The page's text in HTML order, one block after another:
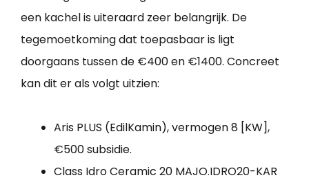
een kachel is uiteraard zeer belangrijk. De
tegemoetkoming dat toepasbaar is ligt
doorgaans tussen de €400 en €1400. Concreet
kan dit er als volgt uitzien:
Aris PLUS (EdilKamin), vermogen 8 [KW],
€500 subsidie.
Class Idro Ceramic 20 MAJO.IDRO20-KAR